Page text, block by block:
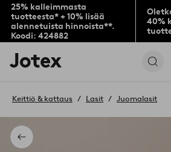
25% kalleimmasta
tuotteesta* + 10% lisää
alennetuista hinnoista**.
Koodi: 424882
40%
Jotex-
logo
aloitussivulle
Takaisin
Keittiö & kattaus Lasit Juomalasit